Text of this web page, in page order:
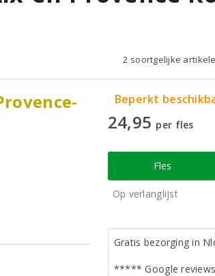
2 soortgelijke
Beperkt
24,95 per fles
Fles
Op verlanglijst
Gratis bezorging in
***** Google reviews